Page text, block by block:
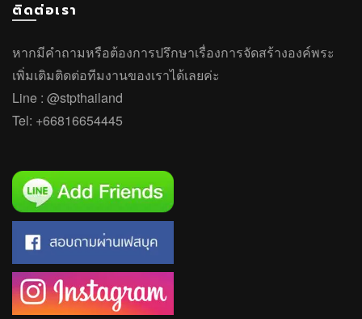
ติดต่อเรา
หากมีคำถามหรือต้องการปรึกษาเรื่องการจัดสร้างองค์พระ
เพิ่มเติมติดต่อทีมงานของเราได้เลยค่ะ
Line : @stpthailand
Tel: +66816654445